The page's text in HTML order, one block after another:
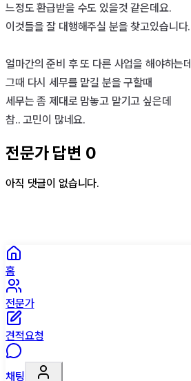
느정도 환급받을 수도 있을것 같은데요.
이것들을 잘 대행해주실 분을 찾고있습니다.
얼마간의 준비 후 또 다른 사업을 해야하는데
그때 다시 세무를 맡길 분을 구할때
세무는 좀 제대로 맘놓고 맡기고 싶은데
참.. 고민이 많네요.
전문가 답변 0
아직 댓글이 없습니다.
홈
전문가
견적요청
채팅